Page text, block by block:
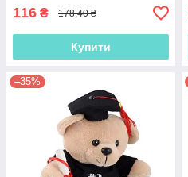
116 ₴ 178,40 ₴
Купити
–35%